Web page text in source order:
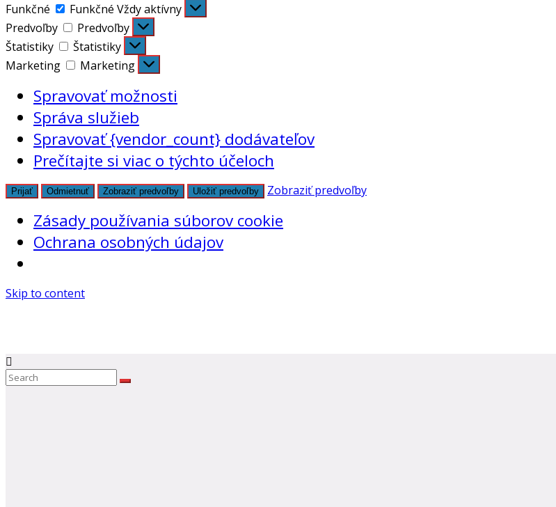
Funkčné
Funkčné Vždy aktívny
Predvoľby
Predvoľby
Štatistiky
Štatistiky
Marketing
Marketing
Spravovať možnosti
Správa služieb
Spravovať {vendor_count} dodávateľov
Prečítajte si viac o týchto účeloch
Prijať Odmietnuť Zobraziť predvoľby Uložiť predvoľby Zobraziť predvoľby
Zásady používania súborov cookie
Ochrana osobných údajov
Skip to content